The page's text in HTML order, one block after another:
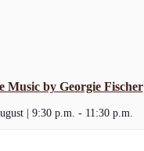
Music by Georgie Fischer
| 9:30 p.m. - 11:30 p.m.